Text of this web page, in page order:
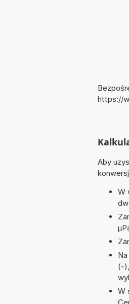
https://
Aby
W
(-
W